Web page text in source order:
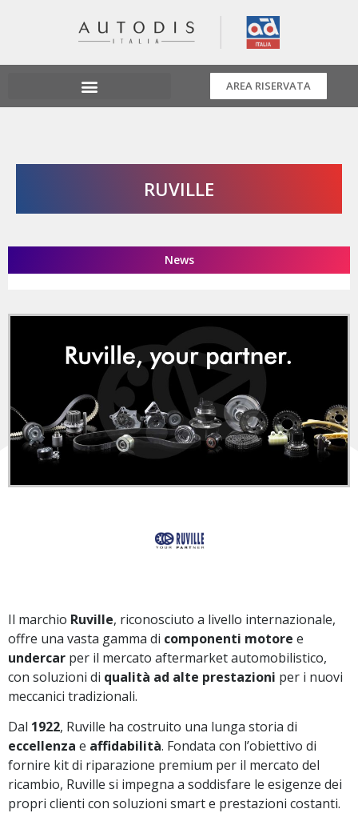
AREA RISERVATA
RUVILLE
News
Il marchio Ruville, riconosciuto a livello internazionale,
offre una vasta gamma di componenti motore e
undercar per il mercato aftermarket automobilistico,
con soluzioni di qualità ad alte prestazioni per i nuovi
meccanici tradizionali.
Dal 1922, Ruville ha costruito una lunga storia di
eccellenza e affidabilità. Fondata con l’obiettivo di
fornire kit di riparazione premium per il mercato del
ricambio, Ruville si impegna a soddisfare le esigenze dei
propri clienti con soluzioni smart e prestazioni costanti.